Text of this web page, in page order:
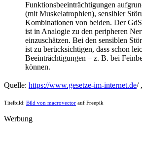
Funktionsbeeinträchtigungen
(mit Muskelatrophien), sensibler
Kombinationen von beiden. Der
ist in Analogie zu den peripheren
einzuschätzen. Bei den sensiblen
ist zu berücksichtigen, dass schon
Beeinträchtigungen – z. B. bei
können.
Quelle: https://www.gesetze-im-internet.de/
Titelbild: Bild von macrovector auf Freepik
Werbung